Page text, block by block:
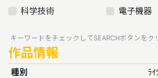
科学技術
電子機器
キーワードをチェックしてSEARCHボタンをク
作品情報
種別 ﾗｲ